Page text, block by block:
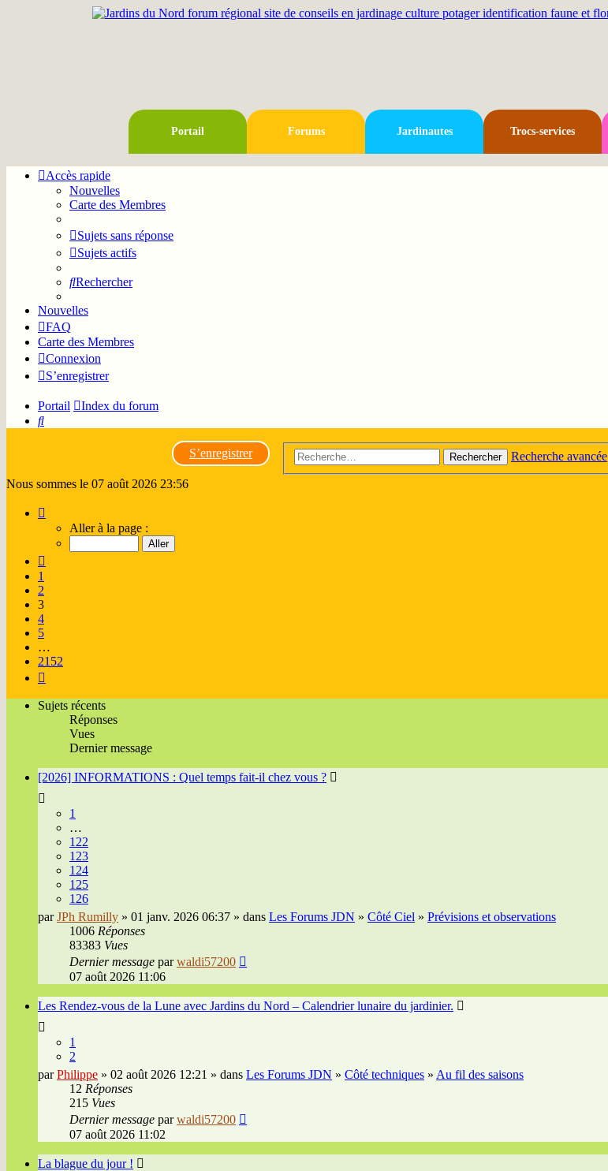
Portail Forums Jardinautes Trocs-services
Accès rapide
Nouvelles
Carte des Membres
Sujets sans réponse
Sujets actifs
Rechercher
Nouvelles
FAQ
Carte des Membres
Connexion
S’enregistrer
Portail
Index du forum
Rechercher
S’enregistrer Rechercher Recherche avancée
Nous sommes le 07 août 2026 23:56
sur
2152
Aller à la page :
1
2
3
4
5
…
2152
Sujets récents
Réponses
Vues
Dernier message
[2026] INFORMATIONS : Quel temps fait-il chez vous ?
1
…
122
123
124
125
126
parJPh Rumilly » 01 janv. 2026 06:37 » dans Les Forums JDN » Côté Ciel » Prévisions et observations
1006 Réponses
83383 Vues
Dernier message parwaldi57200
07 août 2026 11:06
Les Rendez-vous de la Lune avec Jardins du Nord – Calendrier lunaire du jardinier.
1
2
parPhilippe » 02 août 2026 12:21 » dans Les Forums JDN » Côté techniques » Au fil des saisons
12 Réponses
215 Vues
Dernier message parwaldi57200
07 août 2026 11:02
La blague du jour !